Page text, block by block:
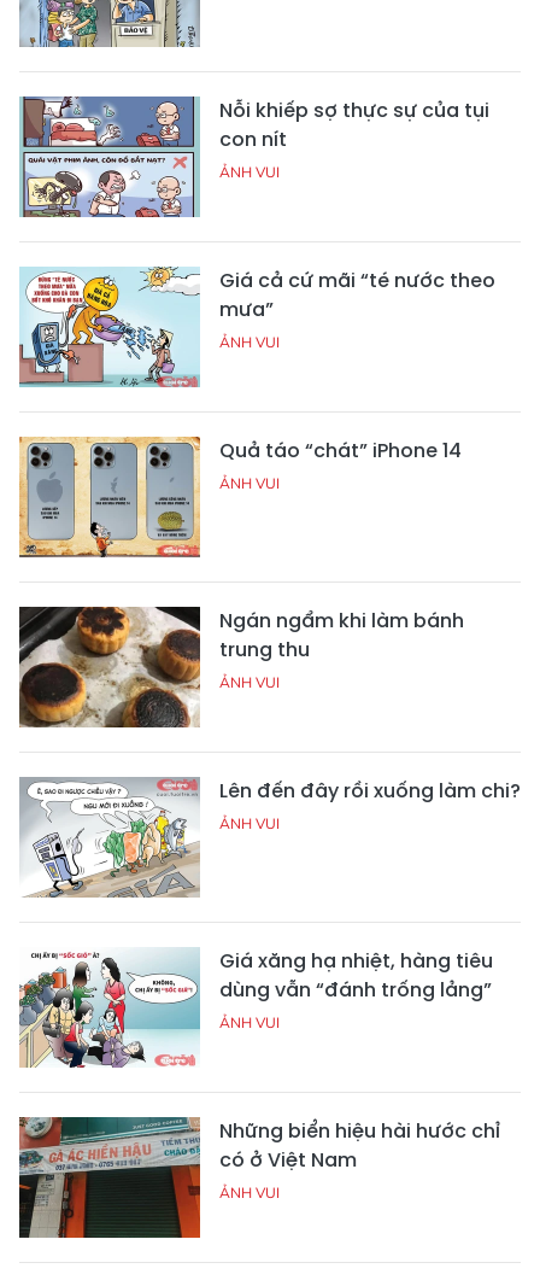
Nỗi khiếp sợ thực sự của tụi
con nít
ẢNH VUI
Giá cả cứ mãi “té nước theo
mưa”
ẢNH VUI
Quả táo “chát” iPhone 14
ẢNH VUI
Ngán ngẩm khi làm bánh
trung thu
ẢNH VUI
Lên đến đây rồi xuống làm chi?
ẢNH VUI
Giá xăng hạ nhiệt, hàng tiêu
dùng vẫn “đánh trống lảng”
ẢNH VUI
Những biển hiệu hài hước chỉ
có ở Việt Nam
ẢNH VUI